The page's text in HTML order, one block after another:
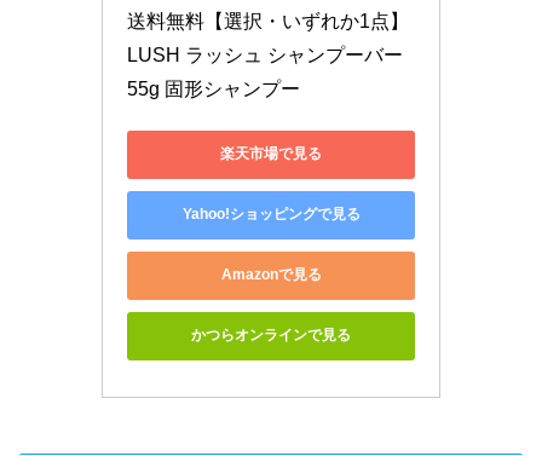
送料無料【選択・いずれか1点】
LUSH ラッシュ シャンプーバー
55g 固形シャンプー
楽天市場で見る
Yahoo!ショッピングで見る
Amazonで見る
かつらオンラインで見る